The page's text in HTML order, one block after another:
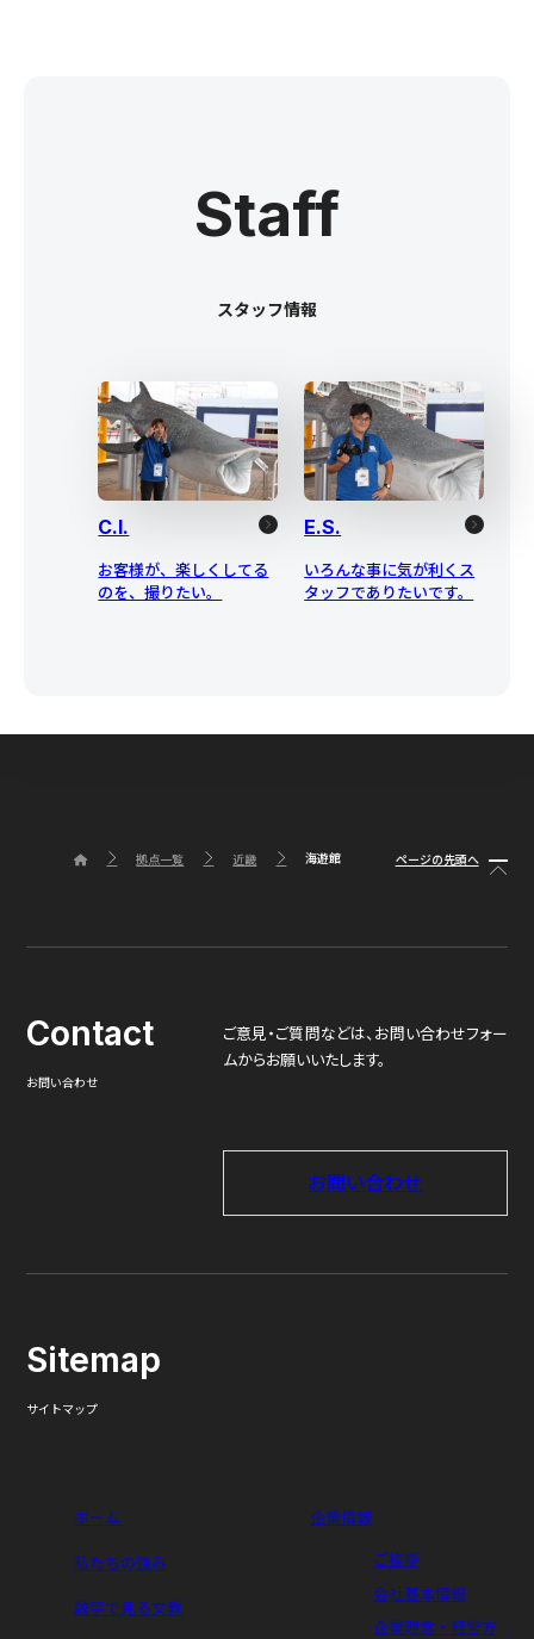
Staff
スタッフ情報
C.I.
お客様が、楽しくしてる
のを、撮りたい。
E.S.
いろんな事に気が利くス
タッフでありたいです。
拠点一覧 近畿 海遊館 ページの先頭へ
Contact
お問い合わせ
ご意見・ご質問などは、お問い合わせフォー
ムからお願いいたします。
お問い合わせ
Sitemap
サイトマップ
ホーム
私たちの強み
数字で見る文教
企業情報
ご挨拶
会社基本情報
企業理念・経営方